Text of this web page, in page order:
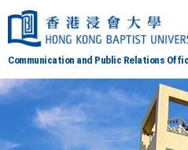
Communication and Public Relations